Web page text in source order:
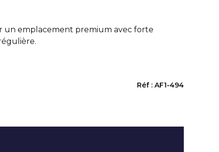
un emplacement premium avec forte
Réf : AF1-494